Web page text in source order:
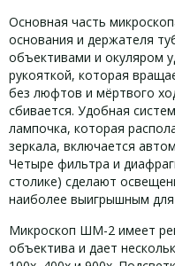
Основная часть
основания и держателя
объективами и окуляром
рукояткой, которая
без люфтов и мёртвого
сбивается. Удобная
лампочка, которая
зеркала, включается
Четыре фильтра и
столике) сделают
наиболее выигрышным
Микроскоп ШМ-2 имеет
объектива и дает